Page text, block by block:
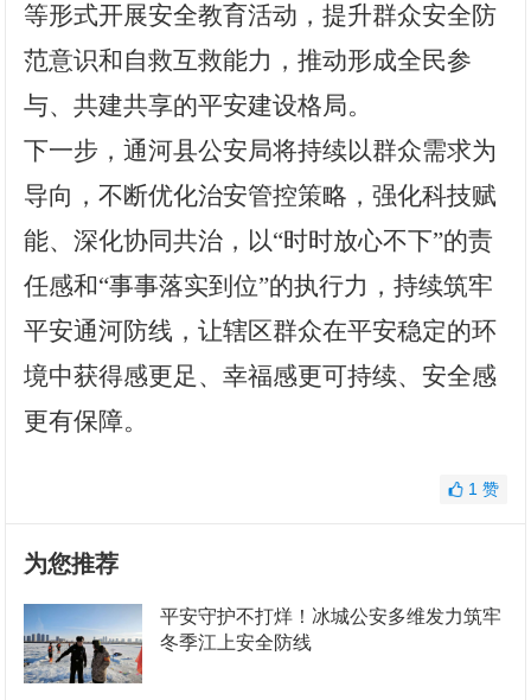
等形式开展安全教育活动，提升群众安全防
范意识和自救互救能力，推动形成全民参
与、共建共享的平安建设格局。
下一步，通河县公安局将持续以群众需求为
导向，不断优化治安管控策略，强化科技赋
能、深化协同共治，以“时时放心不下”的责
任感和“事事落实到位”的执行力，持续筑牢
平安通河防线，让辖区群众在平安稳定的环
境中获得感更足、幸福感更可持续、安全感
更有保障。
1 赞
为您推荐
平安守护不打烊！冰城公安多维发力筑牢
冬季江上安全防线